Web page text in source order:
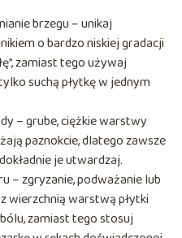
brzegu – unikaj
o bardzo niskiej gradacji
zamiast tego używaj
suchą płytkę w jednym
– grube, ciężkie warstwy
paznokcie, dlatego zawsze
je utwardzaj.
– zgryzanie, podważanie lub
wierzchnią warstwą płytki
zamiast tego stosuj